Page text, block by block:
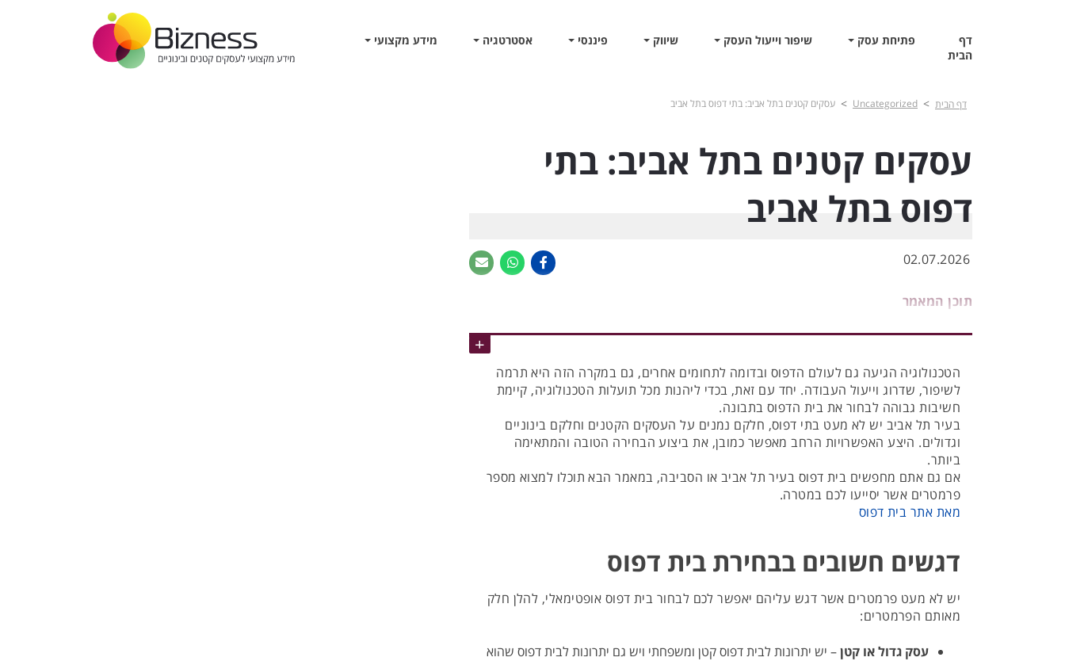
דף
הבית
פתיחת עסק שיפור וייעול העסק שיווק פיננסי אסטרטגיה מידע מקצועי
דף הבית >
Uncategorized
> עסקים קטנים בתל אביב: בתי דפוס בתל אביב
עסקים קטנים בתל אביב: בתי
דפוס בתל אביב
02.07.2026
תוכן המאמר
הטכנולוגיה הגיעה גם לעולם הדפוס ובדומה לתחומים אחרים, גם במקרה הזה היא תרמה
לשיפור, שדרוג וייעול העבודה. יחד עם זאת, בכדי ליהנות מכל תועלות הטכנולוגיה, קיימת
חשיבות גבוהה לבחור את בית הדפוס בתבונה.
בעיר תל אביב יש לא מעט בתי דפוס, חלקם נמנים על העסקים הקטנים וחלקם בינוניים
וגדולים. היצע האפשרויות הרחב מאפשר כמובן, את ביצוע הבחירה הטובה והמתאימה
ביותר.
אם גם אתם מחפשים בית דפוס בעיר תל אביב או הסביבה, במאמר הבא תוכלו למצוא מספר
פרמטרים אשר יסייעו לכם במטרה.
מאת אתר בית דפוס
דגשים חשובים בבחירת בית דפוס
יש לא מעט פרמטרים אשר דגש עליהם יאפשר לכם לבחור בית דפוס אופטימאלי, להלן חלק
מאותם הפרמטרים:
עסק גדול או קטן– יש יתרונות לבית דפוס קטן ומשפחתי ויש גם יתרונות לבית דפוס שהוא